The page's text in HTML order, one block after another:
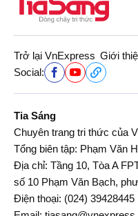
Trở lại VnExpress Giới
Social:
Tia Sáng
Chuyên trang tri thức của
Tổng biên tập: Phạm Văn
Địa chỉ: Tầng 10, Tòa A
số 10 Phạm Văn Bạch,
Điện thoại: (024) 39428445